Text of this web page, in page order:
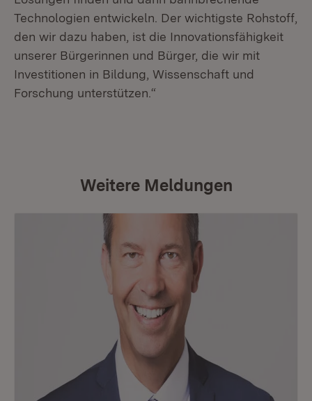
Technologien entwickeln. Der wichtigste Rohstoff,
den wir dazu haben, ist die Innovationsfähigkeit
unserer Bürgerinnen und Bürger, die wir mit
Investitionen in Bildung, Wissenschaft und
Forschung unterstützen.“
Weitere Meldungen